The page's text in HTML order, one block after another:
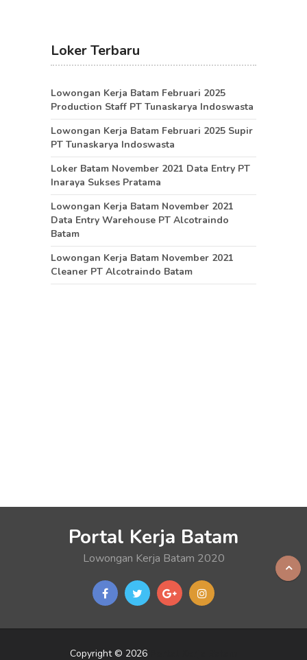
Loker Terbaru
Lowongan Kerja Batam Februari 2025
Production Staff PT Tunaskarya Indoswasta
Lowongan Kerja Batam Februari 2025 Supir
PT Tunaskarya Indoswasta
Loker Batam November 2021 Data Entry PT
Inaraya Sukses Pratama
Lowongan Kerja Batam November 2021
Data Entry Warehouse PT Alcotraindo
Batam
Lowongan Kerja Batam November 2021
Cleaner PT Alcotraindo Batam
Portal Kerja Batam
Lowongan Kerja Batam 2020
Copyright © 2026